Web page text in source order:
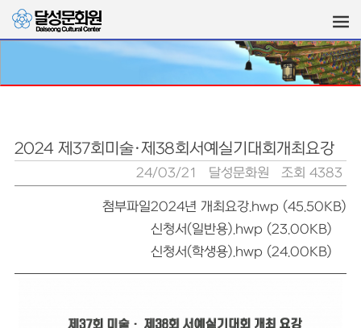
2024 제37회미술·제38회서예실기대회개최요강
24/03/21 달성문화원 조회 4383
첨부파일2024년 개최요강.hwp (45.50KB)
신청서(일반용).hwp (23.00KB)
신청서(학생용).hwp (24.00KB)